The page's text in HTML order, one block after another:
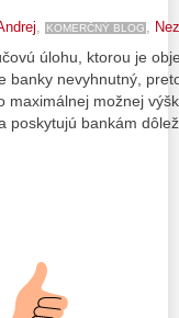
KOMERČNÝ BLOG
úlohu, ktorou je
banky nevyhnutný,
možnej
poskytujú bankám